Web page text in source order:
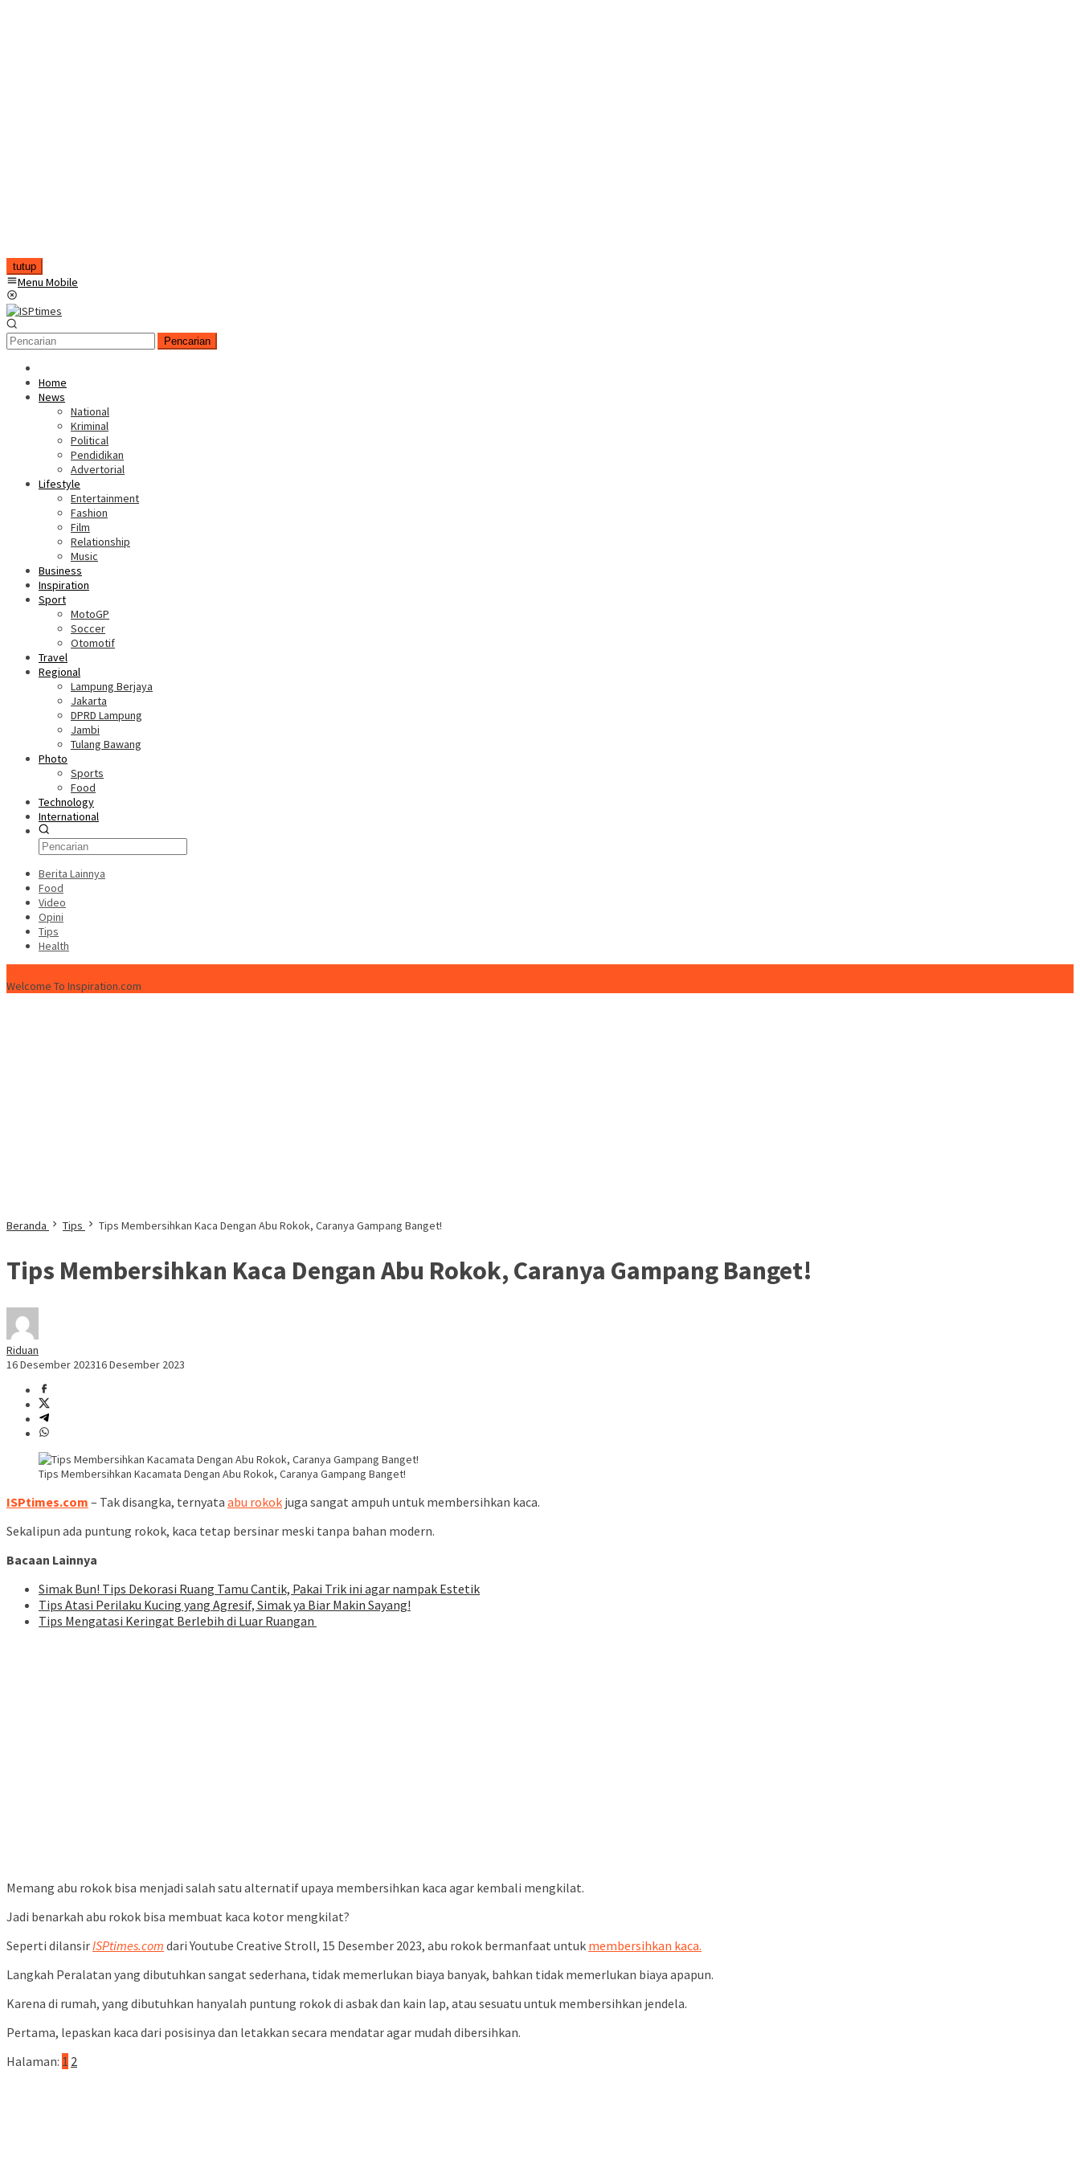
tutup
Menu Mobile
Pencarian
Home
News
National
Kriminal
Political
Pendidikan
Advertorial
Lifestyle
Entertainment
Fashion
Film
Relationship
Music
Business
Inspiration
Sport
MotoGP
Soccer
Otomotif
Travel
Regional
Lampung Berjaya
Jakarta
DPRD Lampung
Jambi
Tulang Bawang
Photo
Sports
Food
Technology
International
Berita Lainnya
Food
Video
Opini
Tips
Health
Welcome To Inspiration.com
Beranda Tips Tips Membersihkan Kaca Dengan Abu Rokok, Caranya Gampang Banget!
Tips Membersihkan Kaca Dengan Abu Rokok, Caranya Gampang Banget!
Riduan
16 Desember 202316 Desember 2023
Tips Membersihkan Kacamata Dengan Abu Rokok, Caranya Gampang Banget!
ISPtimes.com – Tak disangka, ternyata abu rokok juga sangat ampuh untuk membersihkan kaca.
Sekalipun ada puntung rokok, kaca tetap bersinar meski tanpa bahan modern.
Bacaan Lainnya
Simak Bun! Tips Dekorasi Ruang Tamu Cantik, Pakai Trik ini agar nampak Estetik
Tips Atasi Perilaku Kucing yang Agresif, Simak ya Biar Makin Sayang!
Tips Mengatasi Keringat Berlebih di Luar Ruangan
Memang abu rokok bisa menjadi salah satu alternatif upaya membersihkan kaca agar kembali mengkilat.
Jadi benarkah abu rokok bisa membuat kaca kotor mengkilat?
Seperti dilansirISPtimes.com dari Youtube Creative Stroll, 15 Desember 2023, abu rokok bermanfaat untuk membersihkan kaca.
Langkah Peralatan yang dibutuhkan sangat sederhana, tidak memerlukan biaya banyak, bahkan tidak memerlukan biaya apapun.
Karena di rumah, yang dibutuhkan hanyalah puntung rokok di asbak dan kain lap, atau sesuatu untuk membersihkan jendela.
Pertama, lepaskan kaca dari posisinya dan letakkan secara mendatar agar mudah dibersihkan.
Halaman: 1 2